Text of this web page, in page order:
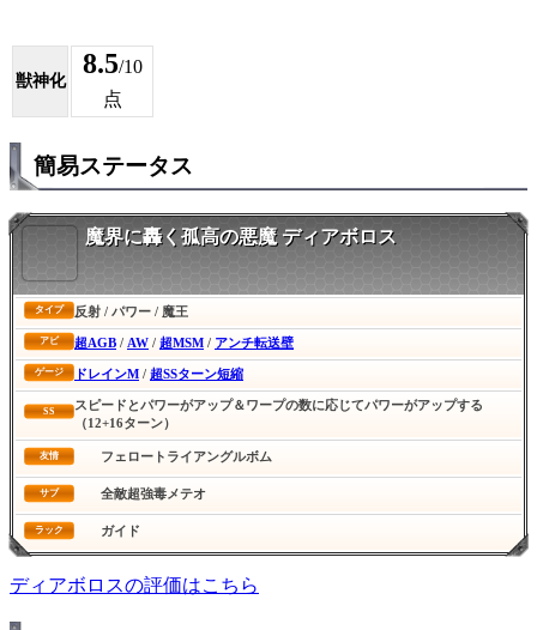
獣神化
8.5/10
点
簡易ステータス
魔界に轟く孤高の悪魔 ディアボロス
タイプ 反射 / パワー / 魔王
アビ 超AGB / AW / 超MSM / アンチ転送壁
ゲージ ドレインM / 超SSターン短縮
SS
スピードとパワーがアップ＆ワープの数に応じてパワーがアップする
（12+16ターン）
友情 フェロートライアングルボム
サブ 全敵超強毒メテオ
ラック ガイド
ディアボロスの評価はこちら